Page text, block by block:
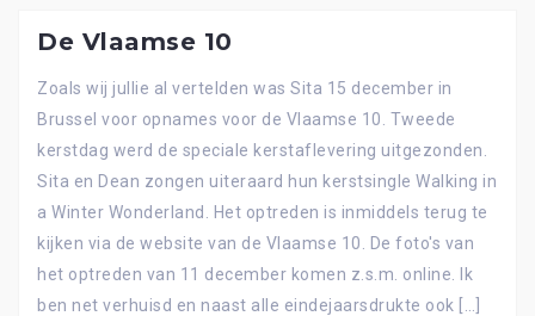
De Vlaamse 10
Zoals wij jullie al vertelden was Sita 15 december in
Brussel voor opnames voor de Vlaamse 10. Tweede
kerstdag werd de speciale kerstaflevering uitgezonden.
Sita en Dean zongen uiteraard hun kerstsingle Walking in
a Winter Wonderland. Het optreden is inmiddels terug te
kijken via de website van de Vlaamse 10. De foto's van
het optreden van 11 december komen z.s.m. online. Ik
ben net verhuisd en naast alle eindejaarsdrukte ook […]